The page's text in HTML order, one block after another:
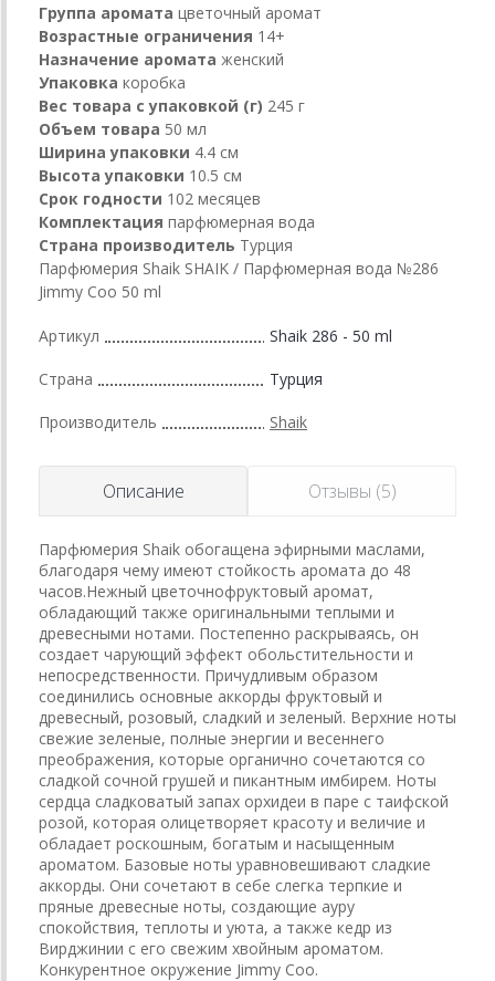
Группа аромата цветочный аромат
Возрастные ограничения 14+
Назначение аромата женский
Упаковка коробка
Вес товара с упаковкой (г) 245 г
Объем товара 50 мл
Ширина упаковки 4.4 см
Высота упаковки 10.5 см
Срок годности 102 месяцев
Комплектация парфюмерная вода
Страна производитель Турция
Парфюмерия Shaik SHAIK / Парфюмерная вода №286
Jimmy Coo 50 ml
Артикул Shaik 286 - 50 ml
Страна Турция
Производитель Shaik
Описание Отзывы (5)
Парфюмерия Shaik обогащена эфирными маслами,
благодаря чему имеют стойкость аромата до 48
часов.Нежный цветочнофруктовый аромат,
обладающий также оригинальными теплыми и
древесными нотами. Постепенно раскрываясь, он
создает чарующий эффект обольстительности и
непосредственности. Причудливым образом
соединились основные аккорды фруктовый и
древесный, розовый, сладкий и зеленый. Верхние ноты
свежие зеленые, полные энергии и весеннего
преображения, которые органично сочетаются со
сладкой сочной грушей и пикантным имбирем. Ноты
сердца сладковатый запах орхидеи в паре с таифской
розой, которая олицетворяет красоту и величие и
обладает роскошным, богатым и насыщенным
ароматом. Базовые ноты уравновешивают сладкие
аккорды. Они сочетают в себе слегка терпкие и
пряные древесные ноты, создающие ауру
спокойствия, теплоты и уюта, а также кедр из
Вирджинии с его свежим хвойным ароматом.
Конкурентное окружение Jimmy Coo.